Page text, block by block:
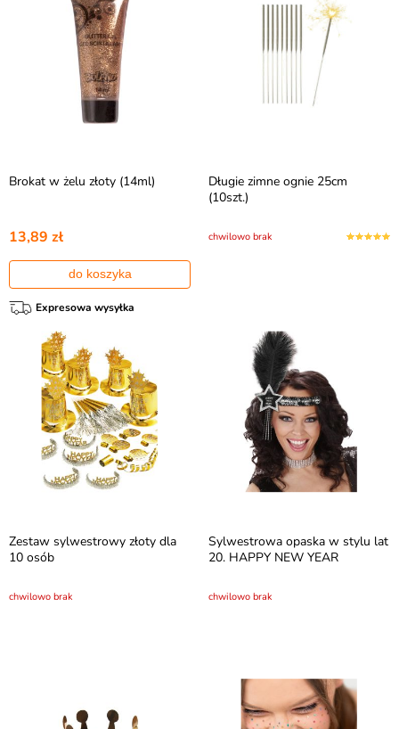
Brokat w żelu złoty (14ml)
13,89 zł
do koszyka
Expresowa wysyłka
Długie zimne ognie 25cm
(10szt.)
chwilowo brak
Zestaw sylwestrowy złoty dla
10 osób
chwilowo brak
Sylwestrowa opaska w stylu lat
20. HAPPY NEW YEAR
chwilowo brak